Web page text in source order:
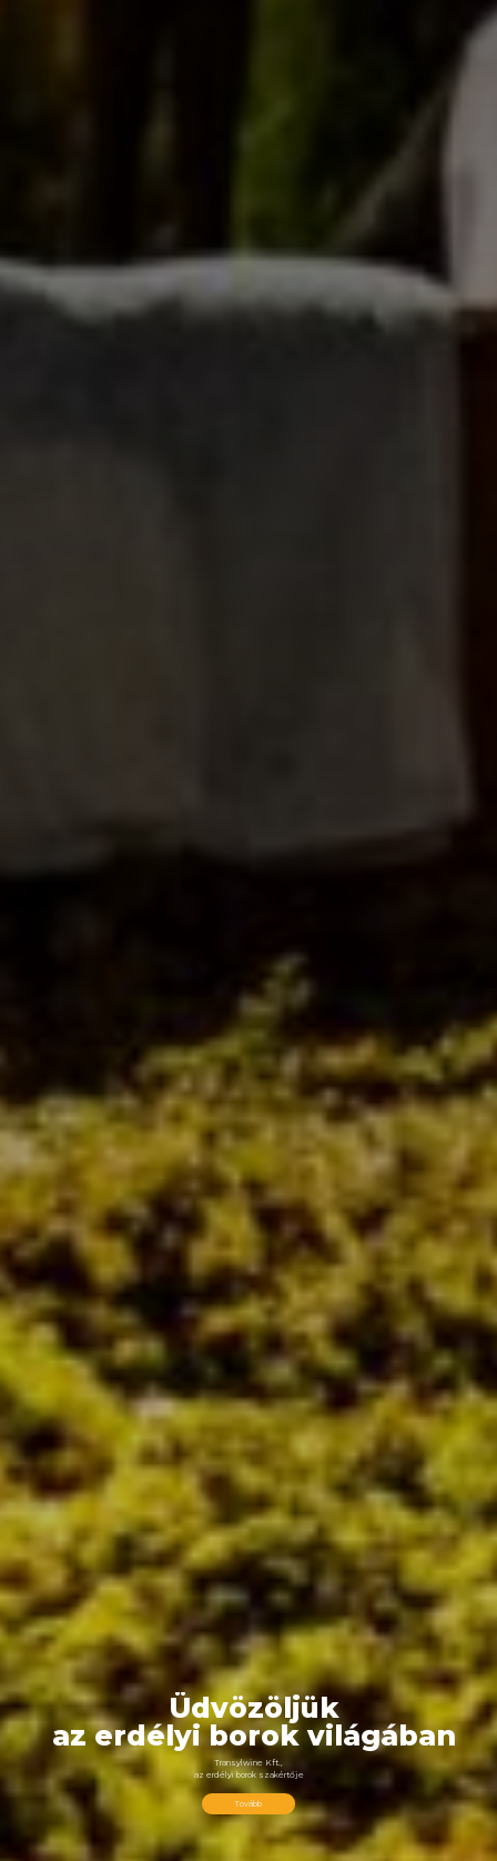
Üdvözöljük
az erdélyi borok világában
Transylwine Kft.,
az erdélyi borok szakértője
Tovább